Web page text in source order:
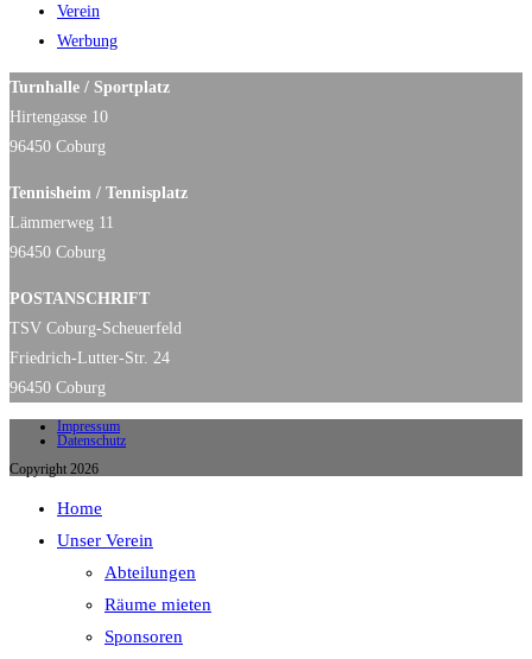
Verein
Werbung
Turnhalle / Sportplatz
Hirtengasse 10
96450 Coburg
Tennisheim / Tennisplatz
Lämmerweg 11
96450 Coburg
POSTANSCHRIFT
TSV Coburg-Scheuerfeld
Friedrich-Lutter-Str. 24
96450 Coburg
Impressum
Datenschutz
Copyright 2026
Home
Unser Verein
Abteilungen
Räume mieten
Sponsoren